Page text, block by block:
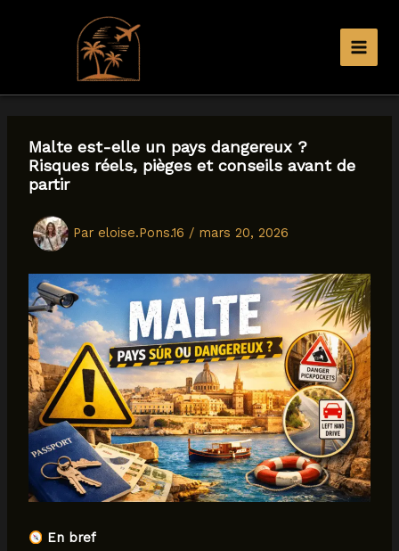
Aller
contenuMalte est-elle un pays dangereux ?
Risques réels, pièges et conseils avant de
partir
Par eloise.Pons.16 / mars 20, 2026
En bref